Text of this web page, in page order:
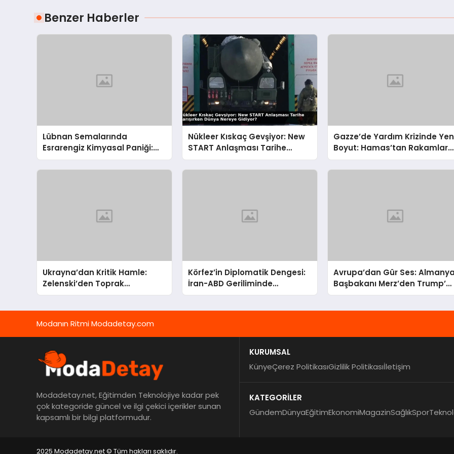
Benzer Haberler
Lübnan Semalarında
Esrarengiz Kimyasal Paniği:
UNIFIL’den İsrail’e Sert Çağrı
Nükleer Kıskaç Gevşiyor: New
START Anlaşması Tarihe
Karışırken Dünya Nereye
Gidiyor?
Gazze’de Yardım Krizinde
Boyut: Hamas’tan Rakamlara
Sert İtiraz
Ukrayna’dan Kritik Hamle:
Zelenski’den Toprak
Bütünlüğüne Vurgulu Uzlaşma
Körfez’in Diplomatik Dengesi:
İran-ABD Geriliminde
Ortadoğu’nun Kritik Rolü
Avrupa’dan Gür Ses:
Başbakanı Merz’den Trump’a
Hem Gümrük Hem NATO
Modanın Ritmi Modadetay.com
Modadetay.net, Eğitimden Teknolojiye kadar pek
çok kategoride güncel ve ilgi çekici içerikler sunan
kapsamlı bir bilgi platformudur.
KURUMSAL
KünyeÇerez PolitikasıGizlilik Politikasıİletişim
KATEGORİLER
GündemDünyaEğitimEkonomiMagazinSağlıkSpor
2025 Modadetay.net © Tüm hakları saklıdır.